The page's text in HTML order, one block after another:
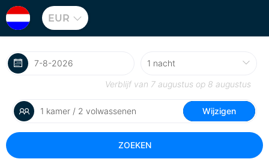
EUR
Verblijf van 7 augustus op 8 augustus
1 kamer / 2 volwassenen Wijzigen